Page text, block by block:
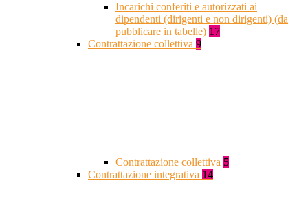
Incarichi conferiti e autorizzati ai
dipendenti (dirigenti e non dirigenti) (da
pubblicare in tabelle) 17
Contrattazione collettiva 9
Contrattazione collettiva 5
Contrattazione integrativa 14